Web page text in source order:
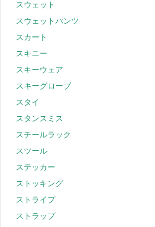
スウェット
スウェットパンツ
スカート
スキニー
スキーウェア
スキーグローブ
スタイ
スタンスミス
スチールラック
スツール
ステッカー
ストッキング
ストライプ
ストラップ